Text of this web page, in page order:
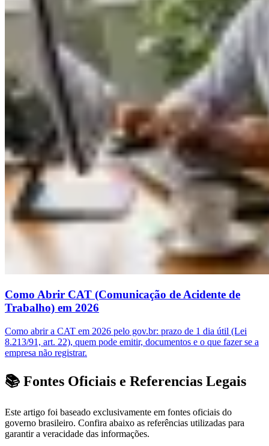
Como Abrir CAT (Comunicação de Acidente de
Trabalho) em 2026
Como abrir a CAT em 2026 pelo gov.br: prazo de 1 dia útil (Lei
8.213/91, art. 22), quem pode emitir, documentos e o que fazer se a
empresa não registrar.
📚 Fontes Oficiais e Referencias Legais
Este artigo foi baseado exclusivamente em fontes oficiais do
governo brasileiro. Confira abaixo as referências utilizadas para
garantir a veracidade das informações.